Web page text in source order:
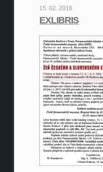
15. 02. 2016
EXLIBRIS